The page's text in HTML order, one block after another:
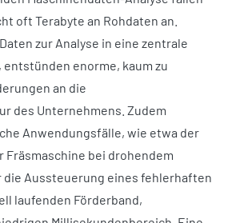
oft Terabyte an Rohdaten an.
zur Analyse in eine zentrale
entstünden enorme, kaum zu
an die
des Unternehmens. Zudem
Anwendungsfälle, wie etwa der
bei drohendem
die Aussteuerung eines fehlerhaften
laufenden Förderband,